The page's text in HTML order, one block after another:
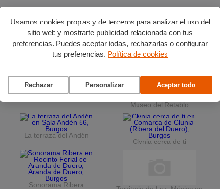
Usamos cookies propias y de terceros para analizar el uso del
sitio web y mostrarte publicidad relacionada con tus
preferencias. Puedes aceptar todas, rechazarlas o configurar
tus preferencias. Política de cookies
Rechazar Personalizar Aceptar todo
Planes en agostopor Burgos
Vuelta Ciclista a Burgos
Museo del Retablo
La terraza del Andén
Clvnia cerca de ti
Sonorama Ribera